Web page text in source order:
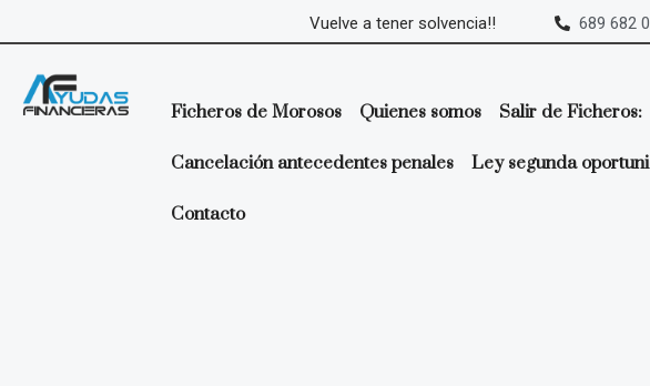
Vuelve a tener solvencia!! 689 682
Ficheros de Morosos Quienes somos Salir de Ficheros:
Cancelación antecedentes penales Ley segunda
Contacto